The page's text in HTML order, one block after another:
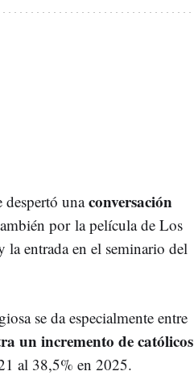
unaconversación
por la película de Los
entrada en el seminario del
se da especialmente entre
un incremento de católicos
al 38,5% en 2025.